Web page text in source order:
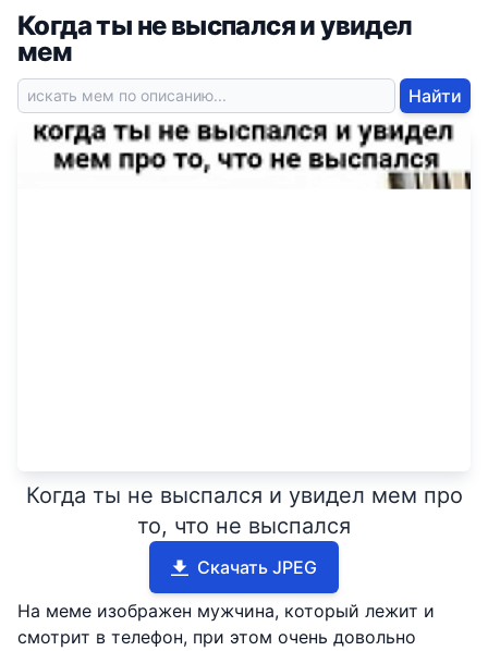
Когда ты не выспался и увидел
мем
Найти
Когда ты не выспался и увидел мем про
то, что не выспался
Скачать JPEG
На меме изображен мужчина, который лежит и
смотрит в телефон, при этом очень довольно